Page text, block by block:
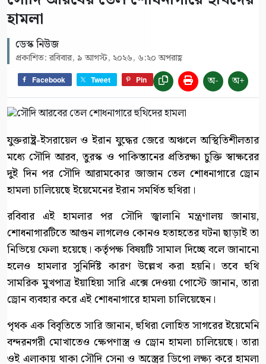
হামলা
ডেস্ক নিউজ
প্রকাশিত: রবিবার, ৯ আগস্ট, ২০২৬, ৬:২০ অপরাহ্ণ
Facebook Tweet Pin অ- অ+
যুক্তরাষ্ট্র-ইসরায়েল ও ইরান যুদ্ধের জেরে অঞ্চলে অস্থিতিশীলতার
মধ্যে সৌদি আরব, তুরস্ক ও পাকিস্তানের প্রতিরক্ষা চুক্তি স্বাক্ষরের
দুই দিন পর সৌদি আরামকোর জাজান তেল শোধনাগারে ড্রোন
হামলা চালিয়েছে ইয়েমেনের ইরান সমর্থিত হুথিরা।
রবিবার এই হামলার পর সৌদি জ্বালানি মন্ত্রণালয় জানায়,
শোধনাগারটিতে আগুন লাগলেও কোনও হতাহতের ঘটনা ছাড়াই তা
নিভিয়ে ফেলা হয়েছে। কর্তৃপক্ষ বিষয়টি সামাল দিচ্ছে বলে জানানো
হলেও হামলার সুনির্দিষ্ট কারণ উল্লেখ করা হয়নি। তবে হুথি
সামরিক মুখপাত্র ইয়াহিয়া সারি এক্সে দেওয়া পোস্টে জানান, তারা
ড্রোন ব্যবহার করে এই শোধনাগারে হামলা চালিয়েছেন।
পৃথক এক বিবৃতিতে সারি জানান, হুথিরা লোহিত সাগরের ইয়েমেনি
বন্দরনগরী মোখাতেও ক্ষেপণাস্ত্র ও ড্রোন হামলা চালিয়েছে। তারা
ওই এলাকায় থাকা সৌদি সেনা ও অস্ত্রের ডিপো লক্ষ্য করে হামলা